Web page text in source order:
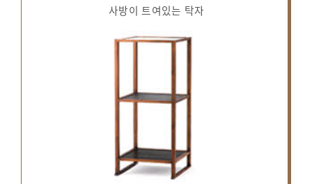
사방이 트여있는 탁자